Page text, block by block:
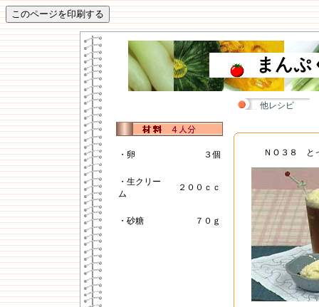
まん
他レシピ
・卵 ３個
・生クリー
ム
２００ｃｃ
・砂糖 ７０ｇ
ＮＯ３８ と